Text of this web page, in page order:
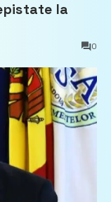
la
0